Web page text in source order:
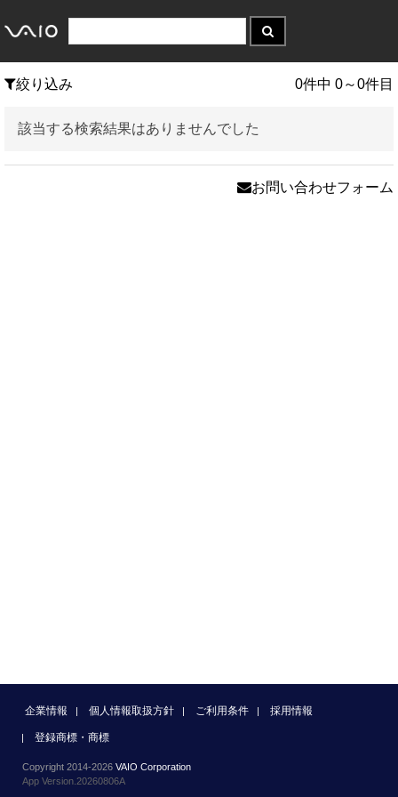
絞り込み 0件中 0～0件目
該当する検索結果はありませんでした
お問い合わせフォーム
企業情報 個人情報取扱方針 ご利用条件 採用情報
登録商標・商標
Copyright 2014-2026 VAIO Corporation
App Version.20260806A